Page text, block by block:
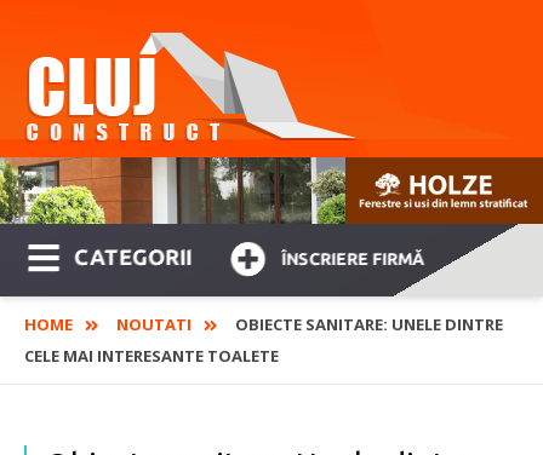
CATEGORII ÎNSCRIERE FIRMĂ
HOME NOUTATI
OBIECTE SANITARE: UNELE DINTRE
CELE MAI INTERESANTE TOALETE